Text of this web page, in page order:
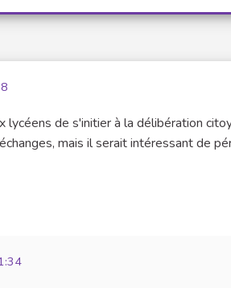
lycéens de s'initier à la délibération
mais il serait intéressant de